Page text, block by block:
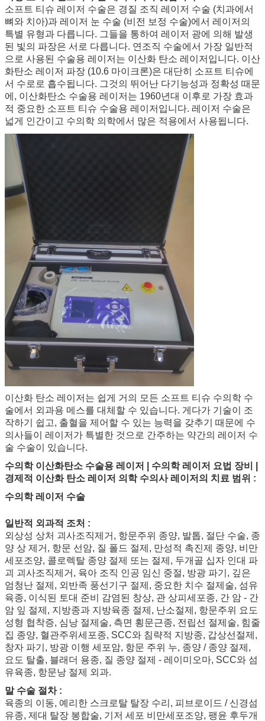
소프트 티슈 레이저 수술은 경질 조직 레이저 수술 (치과에서
뼈와 치아)과 레이저 눈 수술 (비전 보정 수술)에서 레이저의
특별 유형과 다릅니다. 그들을 통하여 레이저 광에 의해 발생
된 빛의 파장은 서로 다릅니다. 연조직 수술에서 가장 일반적
으로 사용된 수술용 레이저는 이산화 탄소 레이저입니다. 이산
화탄소 레이저 파장 (10.6 마이크론)은 대단히 소프트 티슈에
서 수로로 흡수됩니다. 그것의 뛰어난 다기능성과 정확성 때문
에, 이산화탄소 수술용 레이저는 1960년대 이후로 가장 효과
적 중요한 소프트 티슈 수술용 레이저입니다. 레이저 수술은
넓게 인간이고 수의학 의학에서 많은 적용에서 사용됩니다.
이산화 탄소 레이저는 쉽게 거의 모든 소프트 티슈 수의학 수
술에서 외과용 메스를 대체할 수 있습니다. 게다가 기술이 조
작하기 쉽고, 출혈을 제어할 수 있는 능력을 갖추기 때문에 수
의사들이 레이저가 특별한 것으로 간주하는 약간의 레이저 수
술 수술이 있습니다.
수의학 이산화탄소 수술용 레이저 | 수의학 레이저 요법 장비 |
경제적 이산화 탄소 레이저 의학 수의사 레이저의 치료 범위 :
수의학 레이저 수술
일반적 외과적 조처 :
외상성 상처 괴사조직제거, 항문주위 종양, 발톱, 절단 수술, 종
양 상 제거, 항문 선암, 질 폴드 절제, 만성적 촉진제 종양, 비만
세포조양, 콜로렉탈 종양 절제 또는 절제, 두개골 십자 인대 파
괴 괴사조직제거, 육아 조직 인공 임신 중절, 방광 파기, 깊은
엄청난 절제, 외반족 풍선기구 절제, 중요한 치수 절제술, 섬유
육종, 이식된 토대 준비 감염된 창상, 관 상피세포종, 간 암 - 간
암 잎 절제, 지방종과 지방육종 절제, 난소절제, 항문주위 요도
성형 협착증, 심낭 절제술, 측면 횡문근종, 전립선 절제술, 힘줄
집 종양, 혈관주위세포종, SCC와 침략적 지방종, 갑상선절제,
창자 파기, 방광 이행 세포암, 항문 주위 누, 종양 / 종양 절제,
요도 탈출, 블래더 용종, 질 종양 절제 - 레이미오마, SCC와 섬
유육종, 항문낭 절제 외과.
말 수술 절차 :
육종의 이동, 예리한 스크로탈 탈장 수리, 피브로이드 / 신경섬
유종, 제대 탈장 봉합술, 기저 세포 비만세포조양, 팽윤 후두개